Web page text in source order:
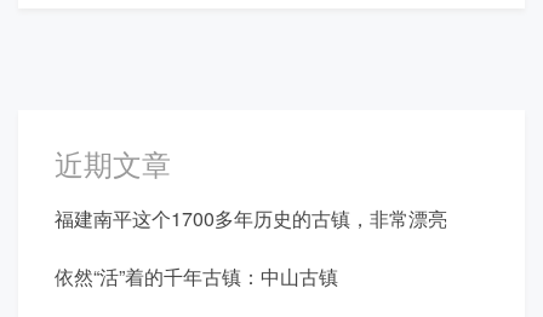
近期文章
福建南平这个1700多年历史的古镇，非常漂亮
依然“活”着的千年古镇：中山古镇